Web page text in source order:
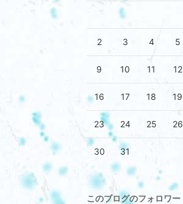
2 3 4 5
9 10 11 12
16 17 18 19
23 24 25 26
30 31
このブログのフォロワー